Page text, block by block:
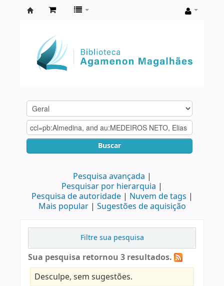
Agamenon
Magalhães
Buscar
Pesquisa avançada
Pesquisar por hierarquia
Pesquisa de autoridade
Nuvem de tags
Mais popular
Sugestões de aquisição
Filtre sua pesquisa
Sua pesquisa retornou 3 resultados.
Desculpe, sem sugestões.